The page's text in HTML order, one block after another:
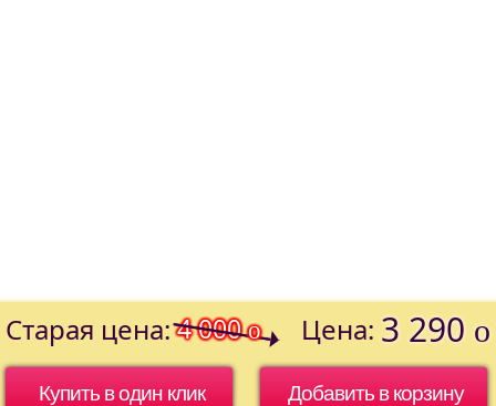
Старая цена: 4 000o Цена: 3 290 o
Купить в один клик